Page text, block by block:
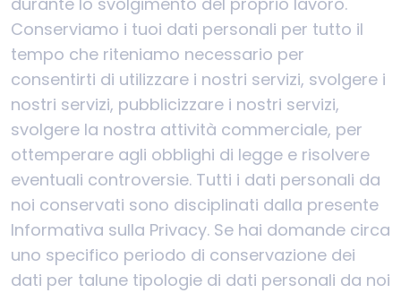
Conserviamo i tuoi dati personali per tutto il
tempo che riteniamo necessario per
consentirti di utilizzare i nostri servizi, svolgere i
nostri servizi, pubblicizzare i nostri servizi,
svolgere la nostra attività commerciale, per
ottemperare agli obblighi di legge e risolvere
eventuali controversie. Tutti i dati personali da
noi conservati sono disciplinati dalla presente
Informativa sulla Privacy. Se hai domande circa
uno specifico periodo di conservazione dei
dati per talune tipologie di dati personali da noi